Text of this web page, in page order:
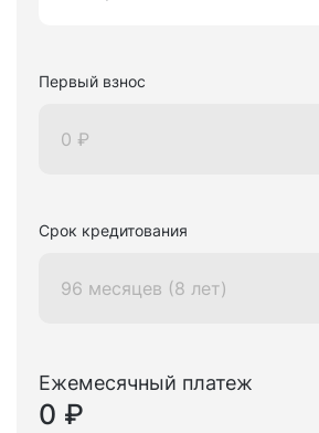
Первый взнос
Срок кредитования
96 месяцев (8 лет)
Ежемесячный платеж
0 ₽